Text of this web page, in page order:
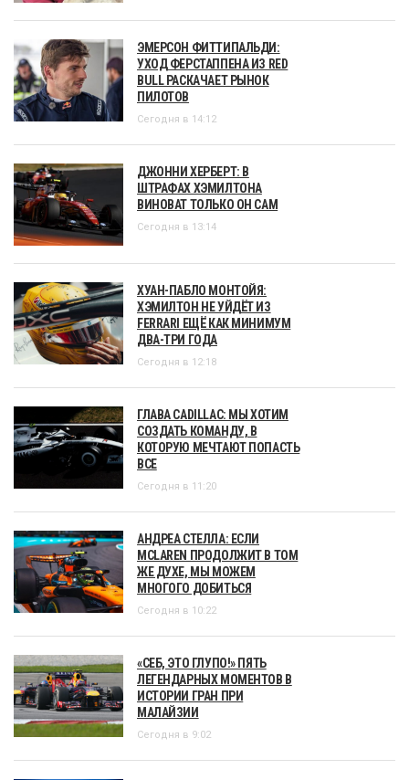
ЭМЕРСОН ФИТТИПАЛЬДИ:
УХОД ФЕРСТАППЕНА ИЗ RED
BULL РАСКАЧАЕТ РЫНОК
ПИЛОТОВ
Сегодня в 14:12
ДЖОННИ ХЕРБЕРТ: В
ШТРАФАХ ХЭМИЛТОНА
ВИНОВАТ ТОЛЬКО ОН САМ
Сегодня в 13:14
ХУАН-ПАБЛО МОНТОЙЯ:
ХЭМИЛТОН НЕ УЙДЁТ ИЗ
FERRARI ЕЩЁ КАК МИНИМУМ
ДВА-ТРИ ГОДА
Сегодня в 12:18
ГЛАВА CADILLAC: МЫ ХОТИМ
СОЗДАТЬ КОМАНДУ, В
КОТОРУЮ МЕЧТАЮТ ПОПАСТЬ
ВСЕ
Сегодня в 11:20
АНДРЕА СТЕЛЛА: ЕСЛИ
MCLAREN ПРОДОЛЖИТ В ТОМ
ЖЕ ДУХЕ, МЫ МОЖЕМ
МНОГОГО ДОБИТЬСЯ
Сегодня в 10:22
«СЕБ, ЭТО ГЛУПО!» ПЯТЬ
ЛЕГЕНДАРНЫХ МОМЕНТОВ В
ИСТОРИИ ГРАН ПРИ
МАЛАЙЗИИ
Сегодня в 9:02